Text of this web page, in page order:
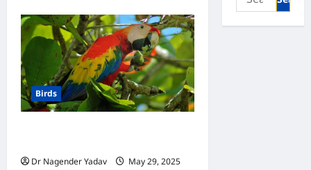
Birds
Dr Nagender Yadav
May 29, 2025
for: